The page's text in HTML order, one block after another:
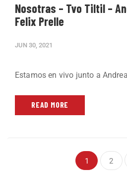
Nosotras – Tvo Tiltil –
Felix Prelle
JUN 30, 2021
Estamos en vivo junto a
READ MORE
1 2